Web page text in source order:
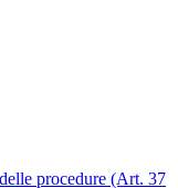
procedure (Art. 37